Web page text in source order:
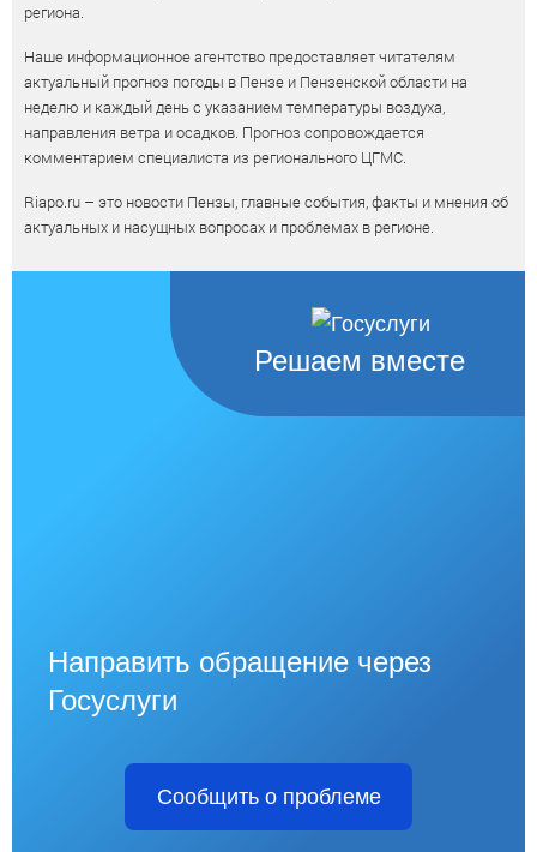
региона.
Наше информационное агентство предоставляет читателям
актуальный прогноз погоды в Пензе и Пензенской области на
неделю и каждый день с указанием температуры воздуха,
направления ветра и осадков. Прогноз сопровождается
комментарием специалиста из регионального ЦГМС.
Riapo.ru – это новости Пензы, главные события, факты и мнения об
актуальных и насущных вопросах и проблемах в регионе.
Решаем вместе
Направить обращение через
Госуслуги
Сообщить о проблеме